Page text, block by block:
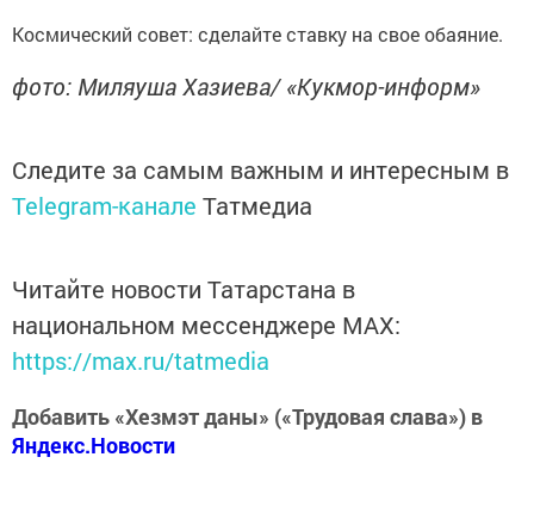
Космический совет: сделайте ставку на свое обаяние.
фото: Миляуша Хазиева/ «Кукмор-информ»
Следите за самым важным и интересным в
Telegram-канале Татмедиа
Читайте новости Татарстана в
национальном мессенджере MАХ:
https://max.ru/tatmedia
Добавить «Хезмэт даны» («Трудовая слава») в
Яндекс.Новости